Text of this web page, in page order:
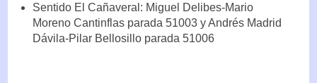
Sentido El Cañaveral: Miguel Delibes-Mario
Moreno Cantinflas parada 51003 y Andrés Madrid
Dávila-Pilar Bellosillo parada 51006